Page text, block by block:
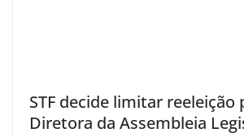
STF decide limitar reeleição
Diretora da Assembleia